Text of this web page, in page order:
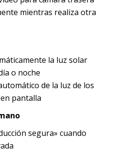
mientras realiza otra
la luz solar
o noche
de la luz de los
pantalla
segura» cuando